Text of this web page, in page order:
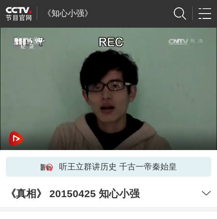
《知心小强》
听王立群讲历史 千古一帝秦始皇
《真相》 20150425 知心小强